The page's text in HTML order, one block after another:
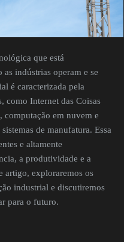
que está
indústrias operam e se
é caracterizada pela
como Internet das Coisas
em nuvem e
de manufatura. Essa
e altamente
a produtividade e a
artigo, exploraremos os
industrial e discutiremos
para o futuro.